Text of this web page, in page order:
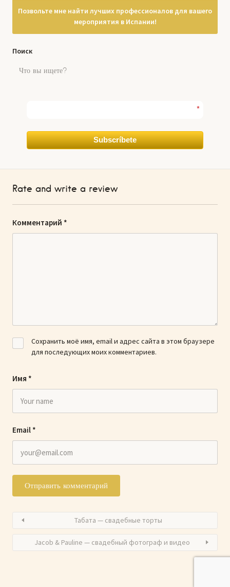
Позвольте мне найти лучших профессионалов для вашего
мероприятия в Испании!
Поиск
*
Subscríbete
Rate and write a review
Комментарий *
Имя *
Email *
Сохранить моё имя, email и адрес сайта в этом браузере
для последующих моих комментариев.
Табата — свадебные торты
Jacob & Pauline — свадебный фотограф и видео